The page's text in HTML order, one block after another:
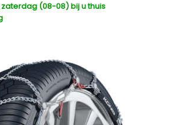
(08-08) bij u thuis